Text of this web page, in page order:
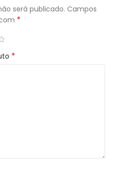
será publicado. Campos
*
*